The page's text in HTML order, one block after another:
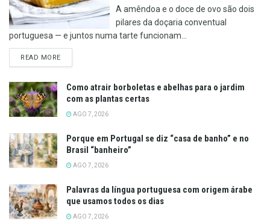
A amêndoa e o doce de ovo são dois
pilares da doçaria conventual
portuguesa — e juntos numa tarte funcionam...
READ MOREDETAILS
Como atrair borboletas e abelhas para o jardim
com as plantas certas
AGO 7, 2026
Porque em Portugal se diz “casa de banho” e no
Brasil “banheiro”
AGO 7, 2026
Palavras da língua portuguesa com origem árabe
que usamos todos os dias
AGO 7, 2026